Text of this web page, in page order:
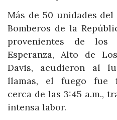
Más de 50 unidades
Bomberos de la
provenientes de los
Esperanza, Alto de
Davis, acudieron al
llamas, el fuego fue
cerca de las 3:45 a.m.,
intensa labor.